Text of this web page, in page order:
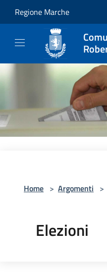
Regione Marche
Home > Argomenti >
Elezioni